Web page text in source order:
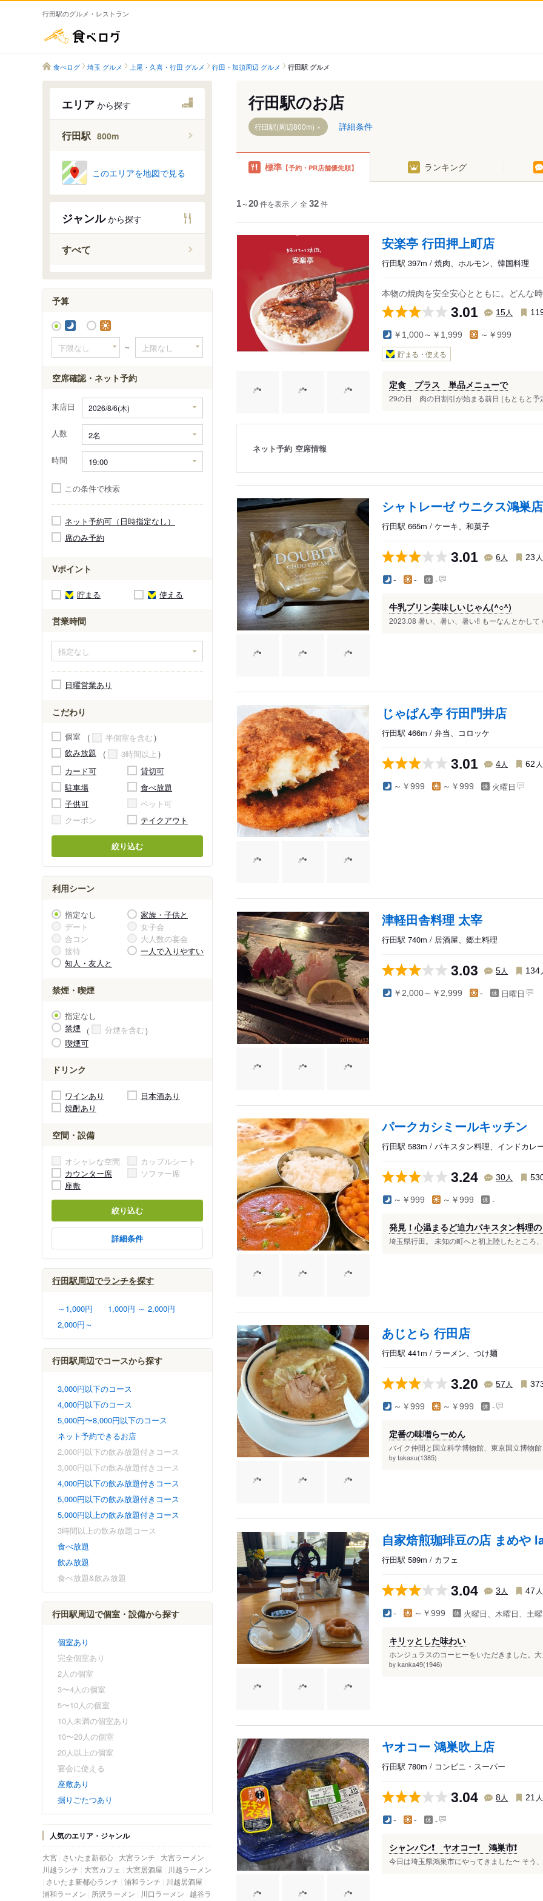
行田駅のグルメ・レストラン
食べログ 埼玉 グルメ 上尾・久喜・行田 グルメ 行田・加須周辺 グルメ 行田駅 グルメ
エリア から探す
行田駅 800m
このエリアを地図で見る
ジャンルから探す
すべて
予算
～
空席確認・ネット予約
来店日
人数
時間
この条件で検索
ネット予約可（日時指定なし）
席のみ予約
Vポイント
貯まる 使える
営業時間
日曜営業あり
こだわり
個室
半個室を含む
飲み放題
3時間以上
カード可
貸切可
駐車場
食べ放題
子供可
ペット可
クーポン
テイクアウト
絞り込む
利用シーン
指定なし
家族・子供と
デート
女子会
合コン
大人数の宴会
接待
一人で入りやすい
知人・友人と
禁煙・喫煙
指定なし
禁煙
分煙を含む
喫煙可
ドリンク
ワインあり
日本酒あり
焼酎あり
空間・設備
オシャレな空間
カップルシート
カウンター席
ソファー席
座敷
絞り込む
詳細条件
行田駅周辺でランチを探す
～1,000円
1,000円 ～ 2,000円
2,000円～
行田駅周辺でコースから探す
3,000円以下のコース
4,000円以下のコース
5,000円〜8,000円以下のコース
ネット予約できるお店
2,000円以下の飲み放題付きコース
3,000円以下の飲み放題付きコース
4,000円以下の飲み放題付きコース
5,000円以下の飲み放題付きコース
5,000円以上の飲み放題付きコース
3時間以上の飲み放題コース
食べ放題
飲み放題
食べ放題&飲み放題
行田駅周辺で個室・設備から探す
個室あり
完全個室あり
2人の個室
3〜4人の個室
5〜10人の個室
10人未満の個室あり
10〜20人の個室
20人以上の個室
宴会に使える
座敷あり
掘りごたつあり
人気のエリア・ジャンル
大宮 さいたま新都心 大宮ランチ
大宮ラーメン
川越ランチ
大宮カフェ 大宮居酒屋
川越ラーメン
さいたま新都心ランチ 浦和ランチ
川越居酒屋
浦和ラーメン
所沢ラーメン 川口ラーメン
越谷ラ
行田駅のお店
行田駅(周辺800m) 詳細条件
標準 【予約・PR店舗優先順】 ランキング
1～20件を表示 ／ 全 32件
安楽亭 行田押上町店
行田駅 397m / 焼肉、ホルモン、韓国料理
本物の焼肉を安全安心とともに。どんな
3.01 15人
￥1,000～￥1,999 ～￥999
貯まる・使える
定食 プラス 単品メニューで
29の日 肉の日割引が始まる前日 (もともと
ネット予約 空席情報
シャトレーゼ ウニクス鴻巣店
行田駅 665m / ケーキ、和菓子
3.01 6人 23 人
- - -
牛乳プリン美味しいじゃん(^○^)
2023.08 暑い、暑い、暑い‼️ もーなんとかし
じゃぱん亭 行田門井店
行田駅 466m / 弁当、コロッケ
3.01 4人 62 人
～￥999 ～￥999 火曜日
津軽田舎料理 太宰
行田駅 740m / 居酒屋、郷土料理
3.03 5人 134
￥2,000～￥2,999 - 日曜日
パークカシミールキッチン
行田駅 583m / パキスタン料理、インドカレ
3.24 30人
～￥999 ～￥999 -
発見！心温まるど迫力パキスタン料理
埼玉県行田。 未知の町へと初上陸したところ
あじとら 行田店
行田駅 441m / ラーメン、つけ麺
3.20 57 人
～￥999 ～￥999 -
定番の味噌らーめん
バイク仲間と国立科学博物館、東京国立博物
by takasu(1385)
自家焙煎珈琲豆の店 まめや
行田駅 589m / カフェ
3.04 3 人 47 人
- ～￥999 火曜日、木曜日、土
キリッとした味わい
ホンジュラスのコーヒーをいただきました。
by kanka49(1946)
ヤオコー 鴻巣吹上店
行田駅 780m / コンビニ・スーパー
3.04 8人 21 人
- - -
シャンパン❗️ ヤオコー❗️ 鴻巣市❗️
今日は埼玉県鴻巣市にやってきました〜 そう